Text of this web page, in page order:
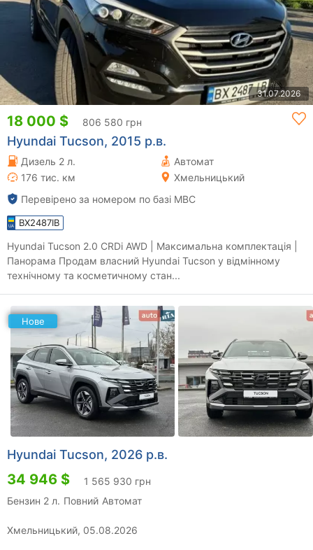
31.07.2026
18 000 $ 806 580 грн
Hyundai Tucson, 2015 р.в.
Дизель 2 л.
Автомат
176 тис. км
Хмельницький
Перевірено за номером по базі МВС
BX2487IB
Hyundai Tucson 2.0 CRDi AWD | Максимальна комплектація |
Панорама Продам власний Hyundai Tucson у відмінному
технічному та косметичному стан...
Нове
Hyundai Tucson, 2026 р.в.
34 946 $
1 565 930 грн
Бензин 2 л. Повний Автомат
Хмельницький, 05.08.2026